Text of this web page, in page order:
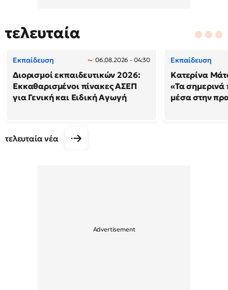
τελευταία
Εκπαίδευση 06.08.2026 - 04:30
Διορισμοί εκπαιδευτικών 2026:
Εκκαθαρισμένοι πίνακες ΑΣΕΠ
για Γενική και Ειδική Αγωγή
Εκπαίδευση
Κατερίνα
«Τα σημερινά
μέσα στην
τελευταία νέα